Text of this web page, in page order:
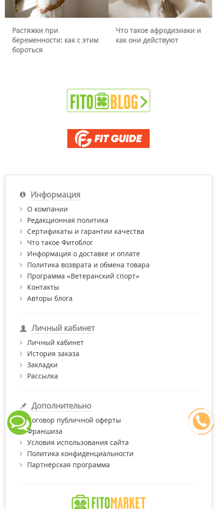
Что такое афродизиаки и
как они действуют
Почему краснеет лицо и
можно ли это убрать
Информация
О компании
Редакционная политика
Сертификаты и гарантии качества
Что такое Фитоблог
Информация о доставке и оплате
Политика возврата и обмена товара
Программа «Ветеранский спорт»
Контакты
Авторы блога
Личный кабинет
Личный кабинет
История заказа
Закладки
Рассылка
Дополнительно
Договор публичной оферты
Франшиза
Условия использования сайта
Политика конфиденциальности
Партнёрская программа